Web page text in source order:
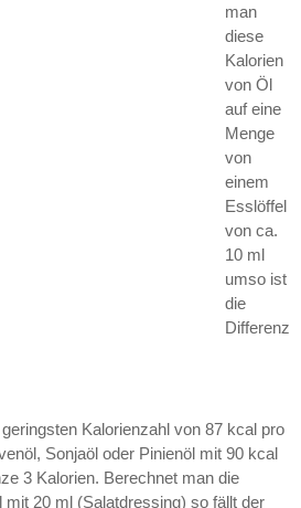
man
diese
Kalorien
von Öl
auf eine
Menge
von
einem
Esslöffel
von ca.
10 ml
umso ist
die
Differenz
Kalorienzahl von 87 kcal pro
Sonjaöl oder Pinienöl mit 90 kcal
3 Kalorien. Berechnet man die
20 ml (Salatdressing) so fällt der